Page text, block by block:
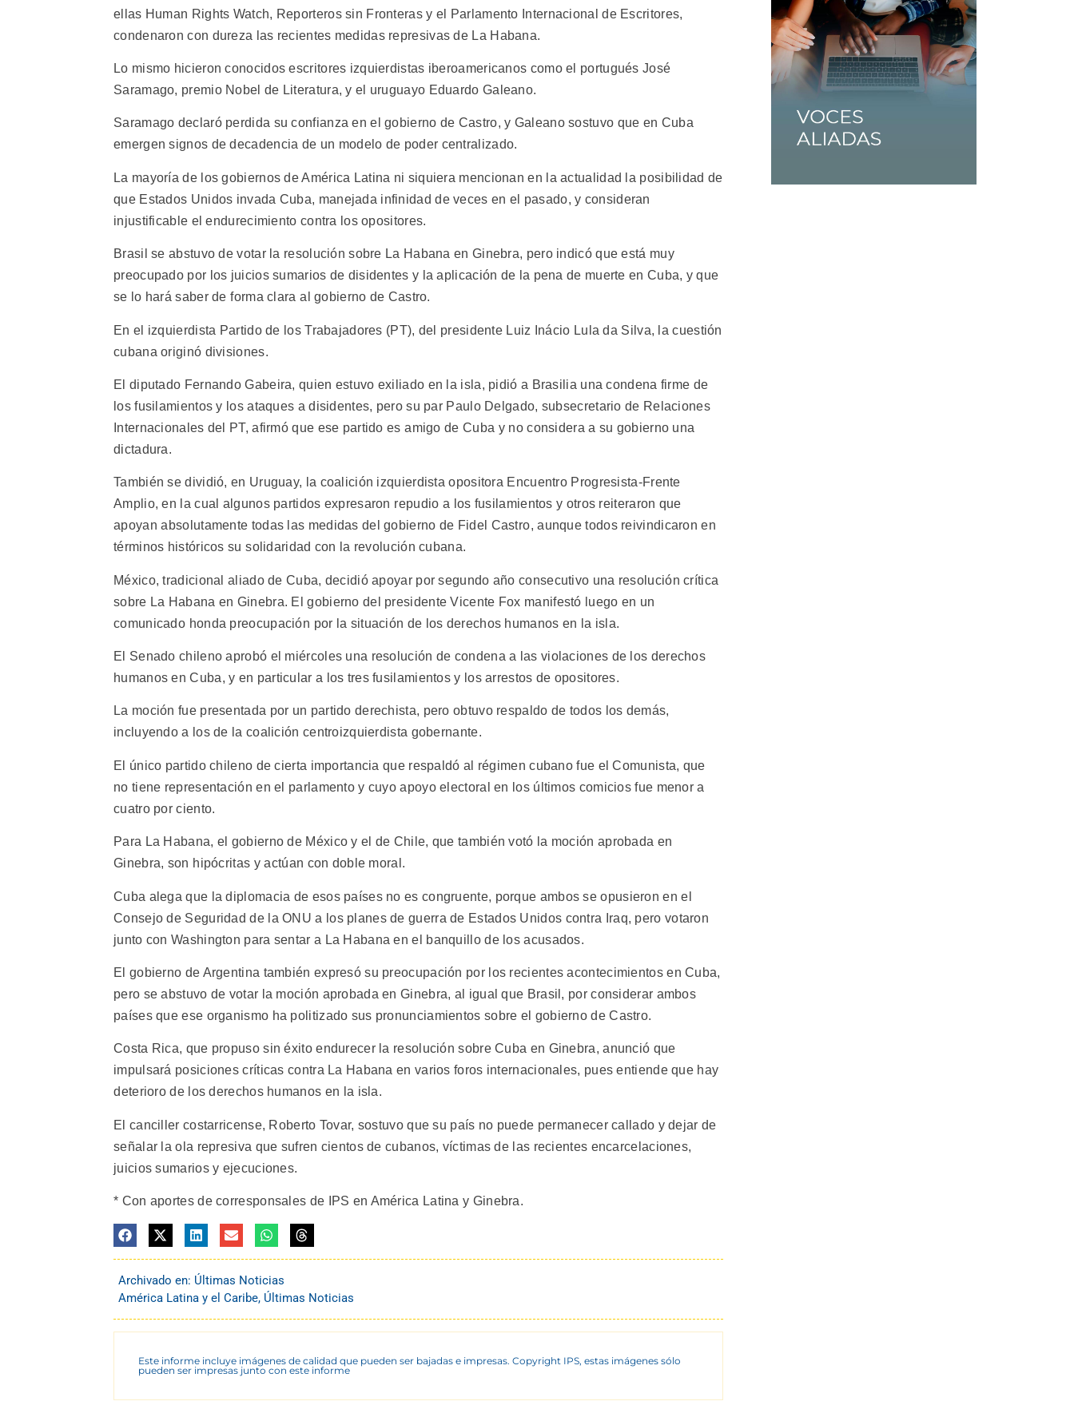
ellas Human Rights Watch, Reporteros sin Fronteras y el Parlamento Internacional de Escritores,
condenaron con dureza las recientes medidas represivas de La Habana.
Lo mismo hicieron conocidos escritores izquierdistas iberoamericanos como el portugués José
Saramago, premio Nobel de Literatura, y el uruguayo Eduardo Galeano.
Saramago declaró perdida su confianza en el gobierno de Castro, y Galeano sostuvo que en Cuba
emergen signos de decadencia de un modelo de poder centralizado.
La mayoría de los gobiernos de América Latina ni siquiera mencionan en la actualidad la posibilidad de
que Estados Unidos invada Cuba, manejada infinidad de veces en el pasado, y consideran
injustificable el endurecimiento contra los opositores.
Brasil se abstuvo de votar la resolución sobre La Habana en Ginebra, pero indicó que está muy
preocupado por los juicios sumarios de disidentes y la aplicación de la pena de muerte en Cuba, y que
se lo hará saber de forma clara al gobierno de Castro.
En el izquierdista Partido de los Trabajadores (PT), del presidente Luiz Inácio Lula da Silva, la cuestión
cubana originó divisiones.
El diputado Fernando Gabeira, quien estuvo exiliado en la isla, pidió a Brasilia una condena firme de
los fusilamientos y los ataques a disidentes, pero su par Paulo Delgado, subsecretario de Relaciones
Internacionales del PT, afirmó que ese partido es amigo de Cuba y no considera a su gobierno una
dictadura.
También se dividió, en Uruguay, la coalición izquierdista opositora Encuentro Progresista-Frente
Amplio, en la cual algunos partidos expresaron repudio a los fusilamientos y otros reiteraron que
apoyan absolutamente todas las medidas del gobierno de Fidel Castro, aunque todos reivindicaron en
términos históricos su solidaridad con la revolución cubana.
México, tradicional aliado de Cuba, decidió apoyar por segundo año consecutivo una resolución crítica
sobre La Habana en Ginebra. El gobierno del presidente Vicente Fox manifestó luego en un
comunicado honda preocupación por la situación de los derechos humanos en la isla.
El Senado chileno aprobó el miércoles una resolución de condena a las violaciones de los derechos
humanos en Cuba, y en particular a los tres fusilamientos y los arrestos de opositores.
La moción fue presentada por un partido derechista, pero obtuvo respaldo de todos los demás,
incluyendo a los de la coalición centroizquierdista gobernante.
El único partido chileno de cierta importancia que respaldó al régimen cubano fue el Comunista, que
no tiene representación en el parlamento y cuyo apoyo electoral en los últimos comicios fue menor a
cuatro por ciento.
Para La Habana, el gobierno de México y el de Chile, que también votó la moción aprobada en
Ginebra, son hipócritas y actúan con doble moral.
Cuba alega que la diplomacia de esos países no es congruente, porque ambos se opusieron en el
Consejo de Seguridad de la ONU a los planes de guerra de Estados Unidos contra Iraq, pero votaron
junto con Washington para sentar a La Habana en el banquillo de los acusados.
El gobierno de Argentina también expresó su preocupación por los recientes acontecimientos en Cuba,
pero se abstuvo de votar la moción aprobada en Ginebra, al igual que Brasil, por considerar ambos
países que ese organismo ha politizado sus pronunciamientos sobre el gobierno de Castro.
Costa Rica, que propuso sin éxito endurecer la resolución sobre Cuba en Ginebra, anunció que
impulsará posiciones críticas contra La Habana en varios foros internacionales, pues entiende que hay
deterioro de los derechos humanos en la isla.
El canciller costarricense, Roberto Tovar, sostuvo que su país no puede permanecer callado y dejar de
señalar la ola represiva que sufren cientos de cubanos, víctimas de las recientes encarcelaciones,
juicios sumarios y ejecuciones.
* Con aportes de corresponsales de IPS en América Latina y Ginebra.
Archivado en: Últimas Noticias
América Latina y el Caribe, Últimas Noticias
Este informe incluye imágenes de calidad que pueden ser bajadas e impresas. Copyright IPS, estas imágenes sólo
pueden ser impresas junto con este informe